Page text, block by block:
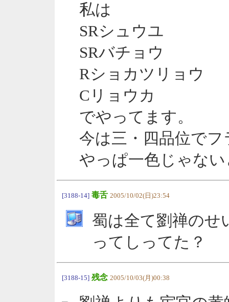
私は
SRシュウユ
SRバチョウ
Rショカツリョウ
Cリョウカ
でやってます。
今は三・四品位で
やっぱ一色じゃな
[3188-14] 毒舌 2005/10/02(日)23:54
蜀は全て劉禅のせ
ってしってた？
[3188-15] 残念 2005/10/03(月)00:38